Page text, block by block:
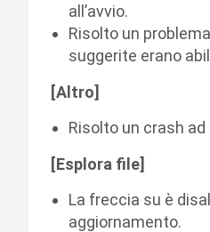
all’avvio.
Risolto un
suggerite erano
[Altro]
Risolto un crash
[Esplora file]
La freccia su è
aggiornamento.